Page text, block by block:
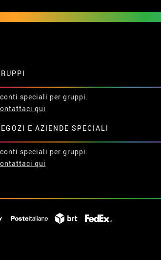
speciali per gruppi.
qui
E AZIENDE SPECIALI
speciali per gruppi.
qui